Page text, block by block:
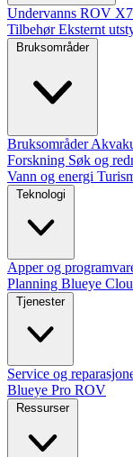
Undervanns ROV X7
TilbehørEksternt
Bruksområder
Bruksområder
Forskning Søk og
Vann og energi
Teknologi
Apper og
Planning Blueye
Tjenester
Service og
Blueye Pro ROV
Ressurser